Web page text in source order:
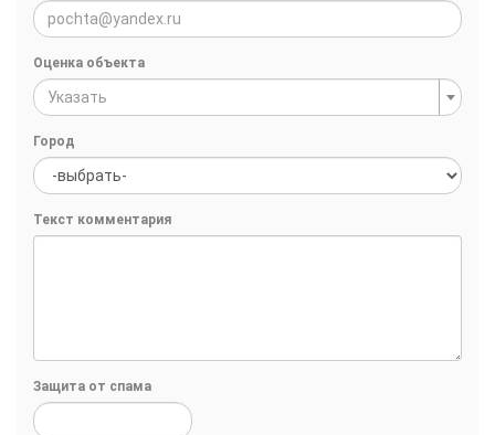
Оценка объекта
Указать
Город
Текст комментария
Защита от спама